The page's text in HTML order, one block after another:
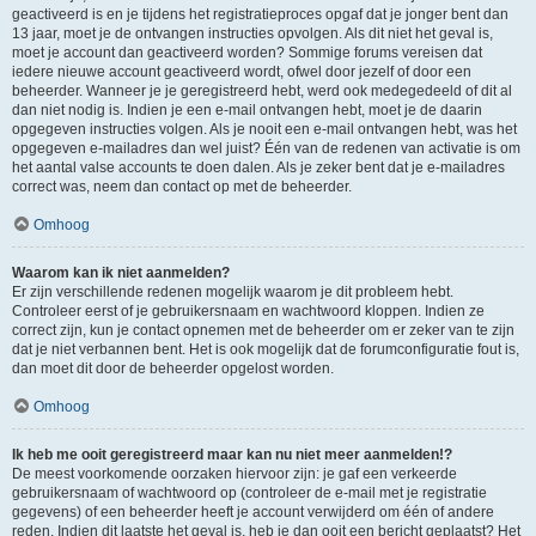
geactiveerd is en je tijdens het registratieproces opgaf dat je jonger bent dan
13 jaar, moet je de ontvangen instructies opvolgen. Als dit niet het geval is,
moet je account dan geactiveerd worden? Sommige forums vereisen dat
iedere nieuwe account geactiveerd wordt, ofwel door jezelf of door een
beheerder. Wanneer je je geregistreerd hebt, werd ook medegedeeld of dit al
dan niet nodig is. Indien je een e-mail ontvangen hebt, moet je de daarin
opgegeven instructies volgen. Als je nooit een e-mail ontvangen hebt, was het
opgegeven e-mailadres dan wel juist? Één van de redenen van activatie is om
het aantal valse accounts te doen dalen. Als je zeker bent dat je e-mailadres
correct was, neem dan contact op met de beheerder.
Omhoog
Waarom kan ik niet aanmelden?
Er zijn verschillende redenen mogelijk waarom je dit probleem hebt.
Controleer eerst of je gebruikersnaam en wachtwoord kloppen. Indien ze
correct zijn, kun je contact opnemen met de beheerder om er zeker van te zijn
dat je niet verbannen bent. Het is ook mogelijk dat de forumconfiguratie fout is,
dan moet dit door de beheerder opgelost worden.
Omhoog
Ik heb me ooit geregistreerd maar kan nu niet meer aanmelden!?
De meest voorkomende oorzaken hiervoor zijn: je gaf een verkeerde
gebruikersnaam of wachtwoord op (controleer de e-mail met je registratie
gegevens) of een beheerder heeft je account verwijderd om één of andere
reden. Indien dit laatste het geval is, heb je dan ooit een bericht geplaatst? Het